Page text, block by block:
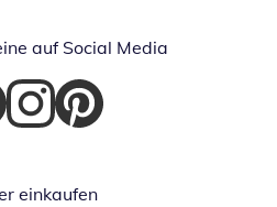
auf Social Media
in neuem Fenster
Öffnet in neuem Fenster
Öffnet in neuem Fenster
einkaufen